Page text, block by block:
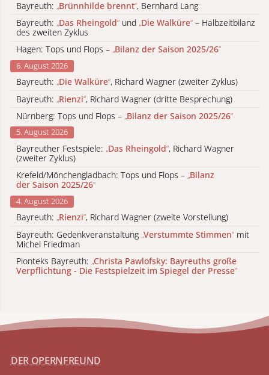
Bayreuth: „Brünnhilde brennt“, Bernhard Lang
Bayreuth: „Das Rheingold“ und „Die Walküre“ – Halbzeitbilanz
des zweiten Zyklus
Hagen: Tops und Flops – „Bilanz der Saison 2025/26“
6. August 2026
Bayreuth: „Die Walküre“, Richard Wagner (zweiter Zyklus)
Bayreuth: „Rienzi“, Richard Wagner (dritte Besprechung)
Nürnberg: Tops und Flops – „Bilanz der Saison 2025/26“
5. August 2026
Bayreuther Festspiele: „Das Rheingold“, Richard Wagner
(zweiter Zyklus)
Krefeld/Mönchengladbach: Tops und Flops – „Bilanz
der Saison 2025/26“
4. August 2026
Bayreuth: „Rienzi“, Richard Wagner (zweite Vorstellung)
Bayreuth: Gedenkveranstaltung „Verstummte Stimmen“ mit
Michel Friedman
Pionteks Bayreuth: „Christa Pawlofsky: Bayreuths große
Verpflichtung - Die Festspielzeit im Spiegel der Presse“
DER OPERNFREUND